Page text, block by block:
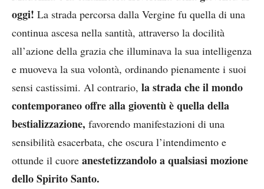
oggi! La strada percorsa dalla Vergine fu quella di una
continua ascesa nella santità, attraverso la docilità
all’azione della grazia che illuminava la sua intelligenza
e muoveva la sua volontà, ordinando pienamente i suoi
sensi castissimi. Al contrario, la strada che il mondo
contemporaneo offre alla gioventù è quella della
bestializzazione, favorendo manifestazioni di una
sensibilità esacerbata, che oscura l’intendimento e
ottunde il cuore anestetizzandolo a qualsiasi mozione
dello Spirito Santo.